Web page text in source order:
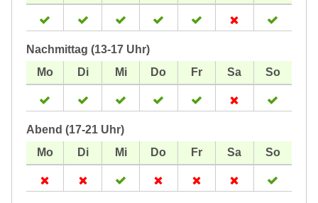
Nachmittag (13-17 Uhr)
Abend (17-21 Uhr)